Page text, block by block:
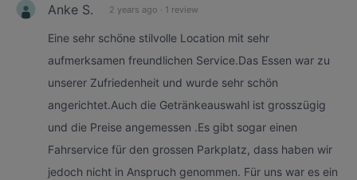
Anke S. 2 years ago · 1 review
Eine sehr schöne stilvolle Location mit sehr
aufmerksamen freundlichen Service.Das Essen war zu
unserer Zufriedenheit und wurde sehr schön
angerichtet.Auch die Getränkeauswahl ist grosszügig
und die Preise angemessen .Es gibt sogar einen
Fahrservice für den grossen Parkplatz, dass haben wir
jedoch nicht in Anspruch genommen. Für uns war es ein